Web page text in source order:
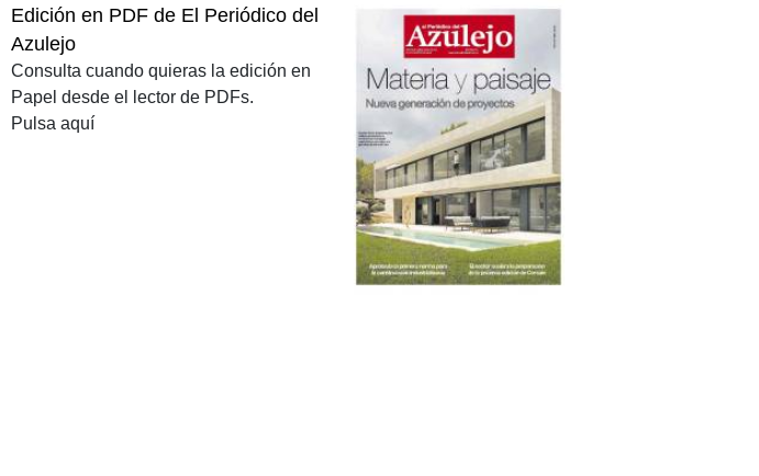
Edición en PDF de El Periódico del
Azulejo
Consulta cuando quieras la edición en
Papel desde el lector de PDFs.
Pulsa aquí